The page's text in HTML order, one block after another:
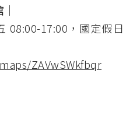
│
08:00-17:00，國定假日
ZAVwSWkfbqr